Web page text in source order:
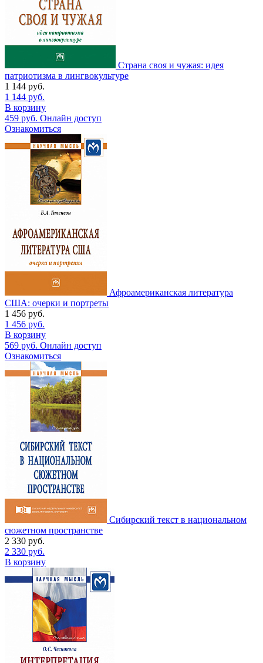
Страна своя и чужая: идея
патриотизма в лингвокультуре
1 144 руб.
1 144 руб.
В корзину
459 руб. Онлайн доступ
Ознакомиться
Афроамериканская литература
США: очерки и портреты
1 456 руб.
1 456 руб.
В корзину
569 руб. Онлайн доступ
Ознакомиться
Сибирский текст в национальном
сюжетном пространстве
2 330 руб.
2 330 руб.
В корзину